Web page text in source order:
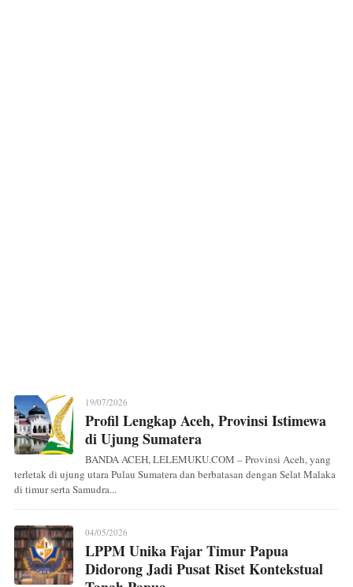
19/07/2026
Profil Lengkap Aceh, Provinsi Istimewa
di Ujung Sumatera
BANDA ACEH, LELEMUKU.COM – Provinsi Aceh, yang
terletak di ujung utara Pulau Sumatera dan berbatasan dengan Selat Malaka
di timur serta Samudra...
04/05/2026
LPPM Unika Fajar Timur Papua
Didorong Jadi Pusat Riset Kontekstual